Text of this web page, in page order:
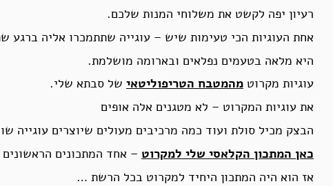
רעיון יפה לקשט את משלוחי המנות שלכם.
אחת העוגיות הכי טעימות שיש – עוגייה שתתמכרו אליה ברגע
היא מלאה בטעמים נפלאים ובארומה מושלמת.
עוגיות מקרוט מהמטבח הטריפוליטאי של סבתא שלי.
את עוגיות המקרוט – לא מטגנים אלה אופים
הבצק מכיל סולת ועוד כמה מרכיבים מעולים שיוצרים עוגייה
כאן המתכון הקלאסי שלי למקרוט – אחד המתכונים
אז הוא היה המתכון היחיד למקרוט בכל הרשת …